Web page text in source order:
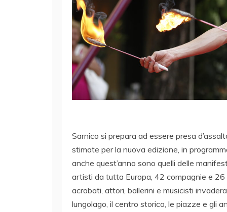
Sarnico si prepara ad essere presa
stimate per la nuova edizione, in
anche quest’anno sono quelli delle
artisti da tutta Europa, 42 compagnie e
acrobati, attori, ballerini e musicisti
lungolago, il centro storico, le piazze e gli